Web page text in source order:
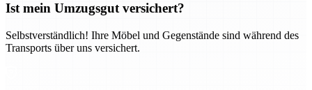
Ist mein Umzugsgut versichert?
Selbstverständlich! Ihre Möbel und Gegenstände sind während des
Transports über uns versichert.